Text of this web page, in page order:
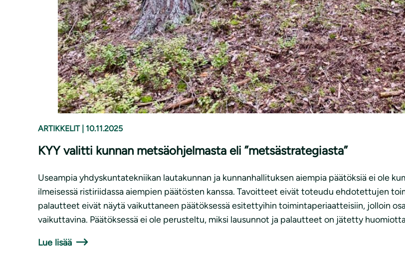
ARTIKKELIT 10.11.2025
KYY valitti kunnan metsäohjelmasta eli ”metsästrategiasta”
Useampia yhdyskuntatekniikan lautakunnan ja kunnanhallituksen aiempia päätöksiä ei ole
ilmeisessä ristiriidassa aiempien päätösten kanssa. Tavoitteet eivät toteudu ehdotettujen
palautteet eivät näytä vaikuttaneen päätöksessä esitettyihin toimintaperiaatteisiin, jolloin
vaikuttavina. Päätöksessä ei ole perusteltu, miksi lausunnot ja palautteet on jätetty
Lue lisää